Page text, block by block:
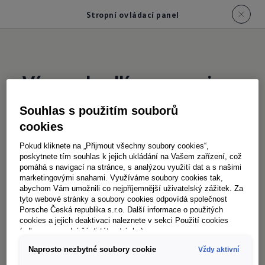
Stropní ovládací panel
Více pohodlí a pomoci:
stačí stisknout tlačítko
S novým stropním ovládacím světelným
panelem máte vše pod kontrolou: od
individuálního nastavení čtecích lampiček pro
řidiče a spolujezdce, přes pohodlné zapínání a
vypínání všech světel, až po deaktivaci funkce
„světlo při otevření dveří“. Modul vás navíc
informuje o stavu airbagu spolujezdce.
Souhlas s použitím souborů
cookies
Pokud kliknete na „Přijmout všechny soubory cookies“,
poskytnete tím souhlas k jejich ukládání na Vašem zařízení, což
pomáhá s navigací na stránce, s analýzou využití dat a s našimi
marketingovými snahami. Využíváme soubory cookies tak,
abychom Vám umožnili co nejpříjemnější uživatelský zážitek. Za
tyto webové stránky a soubory cookies odpovídá společnost
Porsche Česká republika s.r.o. Další informace o použitých
cookies a jejich deaktivaci naleznete v sekci Použití cookies
(odkaz ve spodní části této stránky).
Naprosto nezbytné soubory cookie Vždy aktivní